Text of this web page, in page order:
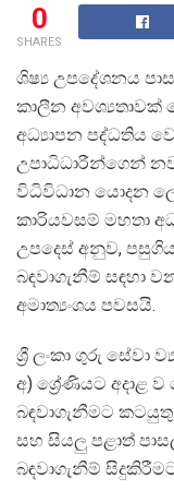
0
SHARES
ශිෂ්‍ය උපදේශනය
කාලීන
අධ්‍යාපන පද්ධතිය
උපාධිධාරීන්ගෙන්
විධිවිධාන යොදන
කාරියවසම් මහතා
උපදෙස් අනුව,
බඳවාගැනීම් සඳහා
අමාත්‍යංශය පවසයි.
ශ්‍රී ලංකා ගුරු සේවා
අ) ශ්‍රේණියට අදාළ
බඳවාගැනීමට
සහ සියලු පළාත්
බඳවාගැනීම්